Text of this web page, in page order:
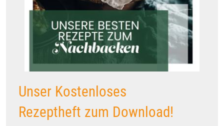
Unser Kostenloses
Rezeptheft zum Download!